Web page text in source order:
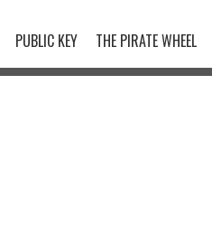
PUBLIC KEY THE PIRATE WHEEL